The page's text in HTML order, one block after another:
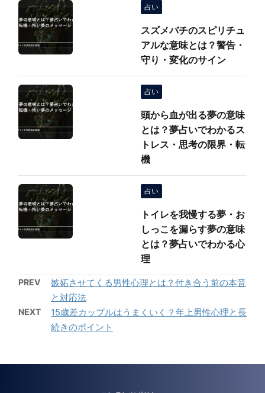
占い
スズメバチのスピリチュ
アルな意味とは？警告・
守り・変化のサイン
占い
頭から血が出る夢の意味
とは？夢占いでわかるス
トレス・思考の限界・転
機
占い
トイレを我慢する夢・お
しっこを漏らす夢の意味
とは？夢占いでわかる心
理
PREV
嫉妬させてくる男性心理とは？付き合う前の本音
と対応法
NEXT
15歳差カップルはうまくいく？年上男性心理と長
続きのポイント